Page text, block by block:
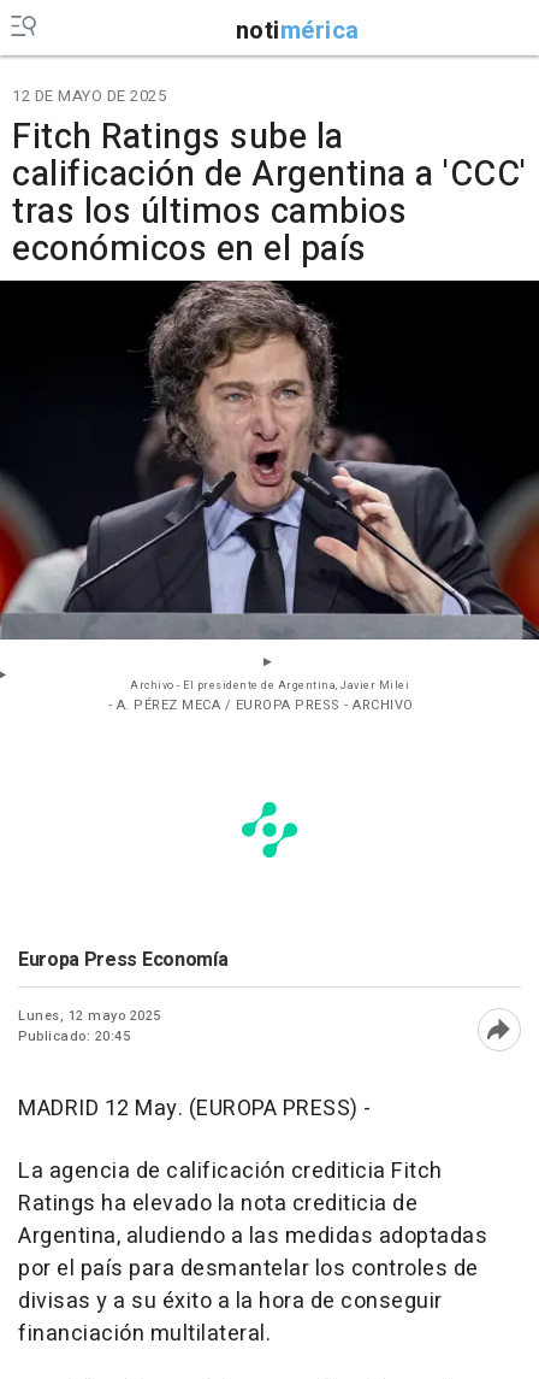
notimérica
12 DE MAYO DE 2025
Fitch Ratings sube la
calificación de Argentina a 'CCC'
tras los últimos cambios
económicos en el país
Archivo - El presidente de Argentina, Javier Milei
- A. PÉREZ MECA / EUROPA PRESS - ARCHIVO
Europa Press Economía
Lunes, 12 mayo 2025
Publicado: 20:45
MADRID 12 May. (EUROPA PRESS) -
La agencia de calificación crediticia Fitch
Ratings ha elevado la nota crediticia de
Argentina, aludiendo a las medidas adoptadas
por el país para desmantelar los controles de
divisas y a su éxito a la hora de conseguir
financiación multilateral.